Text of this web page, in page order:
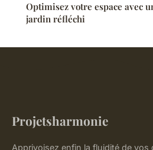
Optimisez votre espace avec
jardin réfléchi
Projetsharmonie
Apprivoisez enfin la fluidité de vos